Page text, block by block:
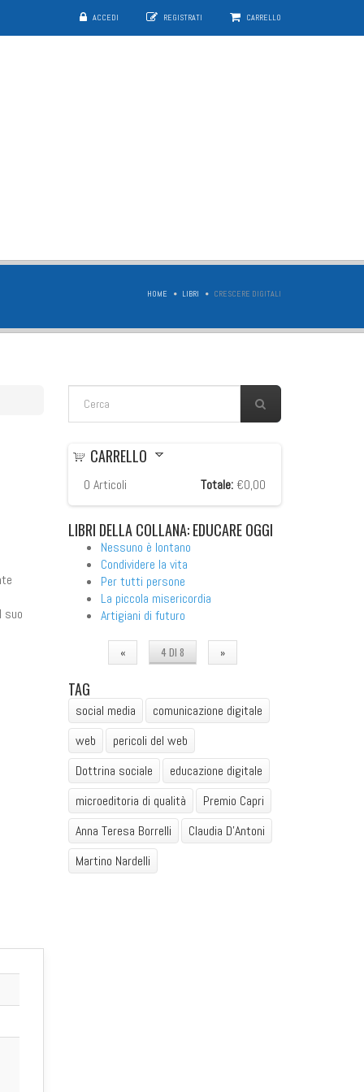
ACCEDI REGISTRATI CARRELLO
HOME LIBRI CRESCERE DIGITALI
FORM DI RICERCA
suo
CARRELLO
0 Articoli Totale: €0,00
LIBRI DELLA COLLANA: EDUCARE OGGI
Nessuno è lontano
Condividere la vita
Per tutti persone
La piccola misericordia
Artigiani di futuro
« 4 DI 8 »
TAG
social media
comunicazione digitale
web
pericoli del web
Dottrina sociale
educazione digitale
microeditoria di qualità
Premio Capri
Anna Teresa Borrelli
Claudia D'Antoni
Martino Nardelli